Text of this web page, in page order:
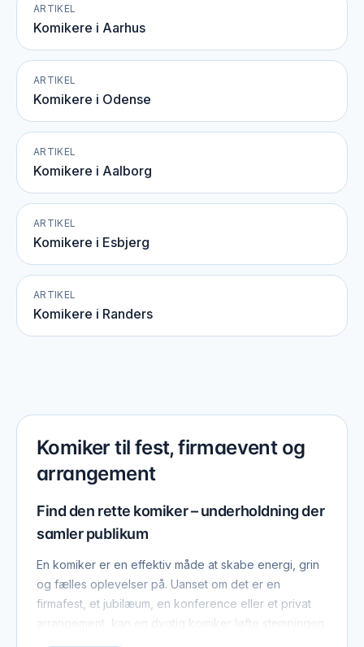
ARTIKEL
Komikere i Aarhus
ARTIKEL
Komikere i Odense
ARTIKEL
Komikere i Aalborg
ARTIKEL
Komikere i Esbjerg
ARTIKEL
Komikere i Randers
Komiker til fest, firmaevent og
arrangement
Find den rette komiker – underholdning der
samler publikum
En komiker er en effektiv måde at skabe energi, grin
og fælles oplevelser på. Uanset om det er en
firmafest, et jubilæum, en konference eller et privat
arrangement, kan en dygtig komiker løfte stemningen